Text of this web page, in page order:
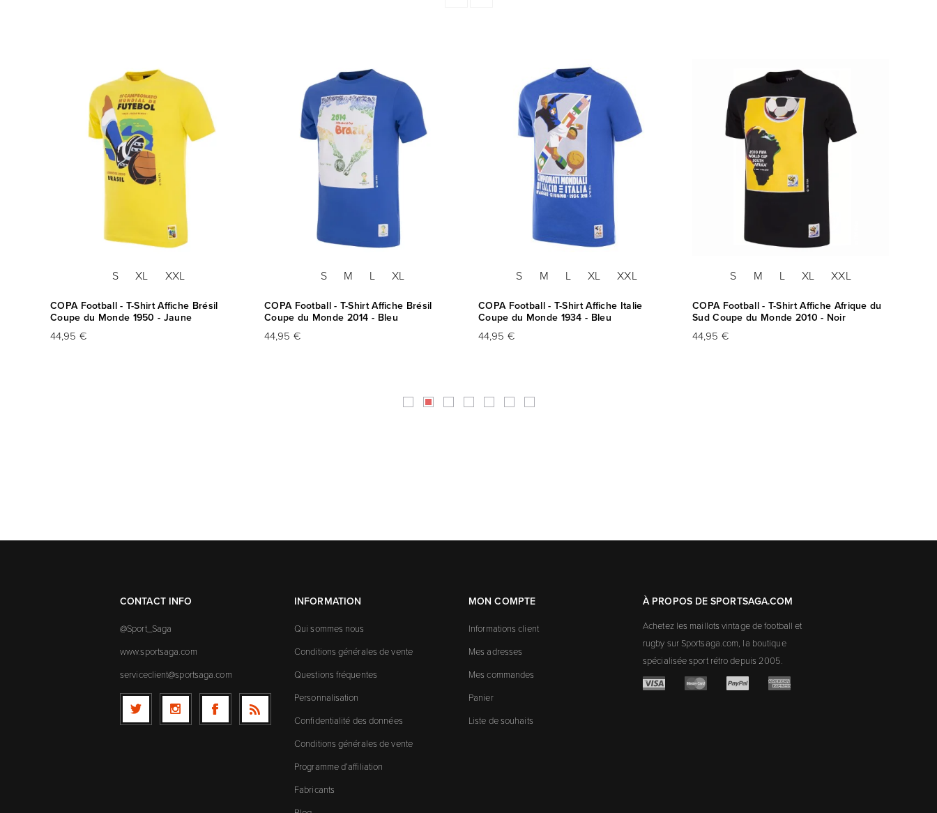
S XL XXL
COPA Football - T-Shirt Affiche Brésil
Coupe du Monde 1950 - Jaune
44,95 €
S M L XL
COPA Football - T-Shirt Affiche Brésil
Coupe du Monde 2014 - Bleu
44,95 €
S M L XL XXL
COPA Football - T-Shirt Affiche Italie
Coupe du Monde 1934 - Bleu
44,95 €
S M L XL XXL
COPA Football - T-Shirt Affiche Afrique du
Sud Coupe du Monde 2010 - Noir
44,95 €
CONTACT INFO
@Sport_Saga
www.sportsaga.com
serviceclient@sportsaga.com
INFORMATION
Qui sommes nous
Conditions générales de vente
Questions fréquentes
Personnalisation
Confidentialité des données
Conditions générales de vente
Programme d’affiliation
Fabricants
MON COMPTE
Informations client
Mes adresses
Mes commandes
Panier
Liste de souhaits
À PROPOS DE SPORTSAGA.COM
Achetez les maillots vintage de football et
rugby sur Sportsaga.com, la boutique
spécialisée sport rétro depuis 2005.